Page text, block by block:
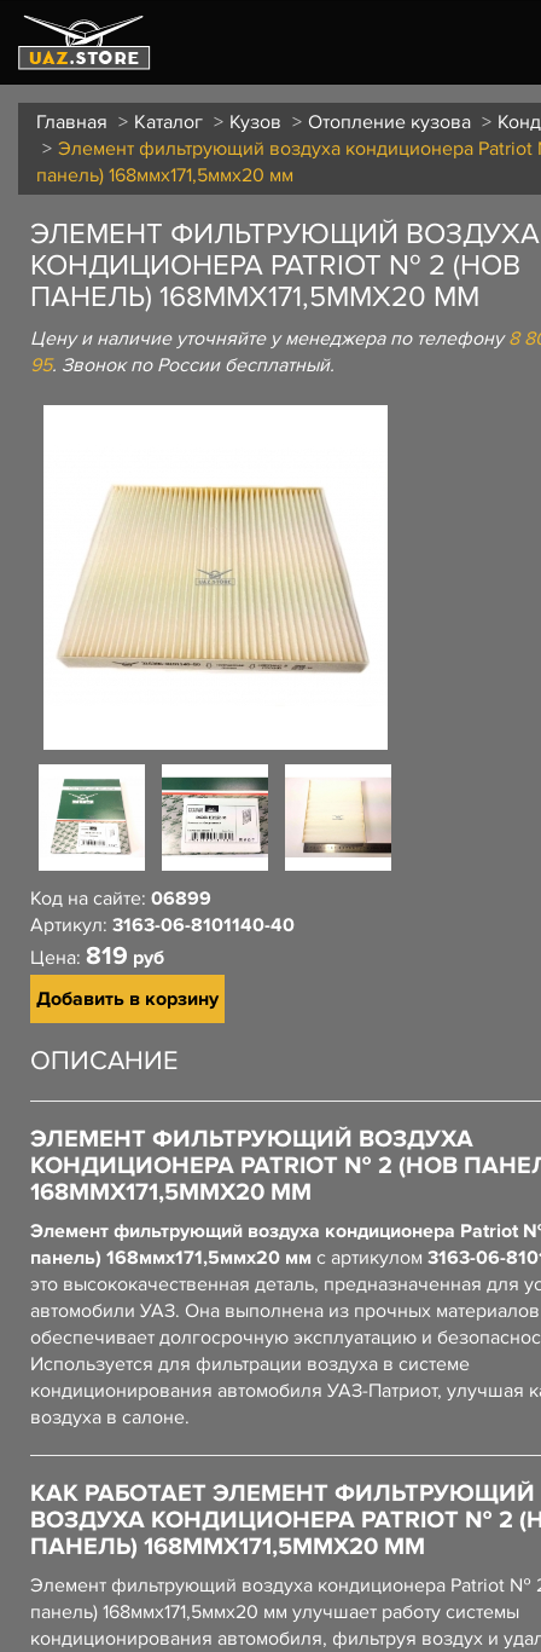
Главная Каталог Кузов Отопление кузова
Элемент фильтрующий воздуха кондиционера
панель) 168ммх171,5ммх20 мм
ЭЛЕМЕНТ ФИЛЬТРУЮЩИЙ ВОЗДУХА
КОНДИЦИОНЕРА PATRIOT № 2 (НОВ
ПАНЕЛЬ) 168ММХ171,5ММХ20 ММ
Цену и наличие уточняйте у менеджера по телефону8
95. Звонок по России бесплатный.
Код на сайте: 06899
Артикул: 3163-06-8101140-40
Цена: 819 руб
Добавить в корзину
ОПИСАНИЕ
ЭЛЕМЕНТ ФИЛЬТРУЮЩИЙ ВОЗДУХА
КОНДИЦИОНЕРА PATRIOT № 2 (НОВ
168ММХ171,5ММХ20 ММ
Элемент фильтрующий воздуха кондиционера Patriot
панель) 168ммх171,5ммх20 мм с артикулом 3163-06-
это высококачественная деталь, предназначенная для
автомобили УАЗ. Она выполнена из прочных
обеспечивает долгосрочную эксплуатацию и
Используется для фильтрации воздуха в системе
кондиционирования автомобиля УАЗ-Патриот, улучшая
воздуха в салоне.
КАК РАБОТАЕТ ЭЛЕМЕНТ ФИЛЬТРУЮЩИЙ
ВОЗДУХА КОНДИЦИОНЕРА PATRIOT № 2
ПАНЕЛЬ) 168ММХ171,5ММХ20 ММ
Элемент фильтрующий воздуха кондиционера Patriot №
панель) 168ммх171,5ммх20 мм улучшает работу системы
кондиционирования автомобиля, фильтруя воздух и